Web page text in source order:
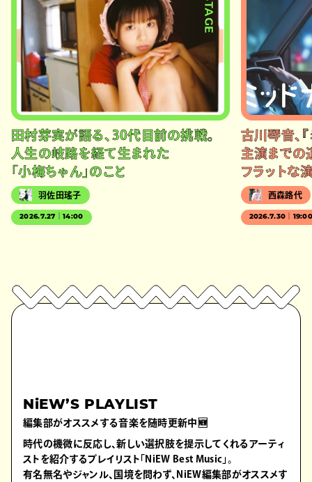
田村芽実が語る、30代目前の挑戦。
人生の岐路を経て生まれた
「小梅ちゃん」のこと
羽佐田瑤子
2026.7.27｜14:00
古川琴音、
主演までの
フラットな
西森路代
2026.7.30｜
NiEW’S PLAYLIST
編集部がオススメする音楽を随時更新中🆕
時代の機微に反応し、新しい選択肢を提示してくれるアーティ
ストを紹介するプレイリスト「NiEW Best Music」。
有名無名やジャンル、国境を問わず、NiEW編集部がオススメす